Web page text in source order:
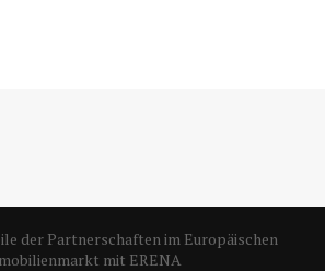
der Partnerschaften im Europäischen
mit ERENA